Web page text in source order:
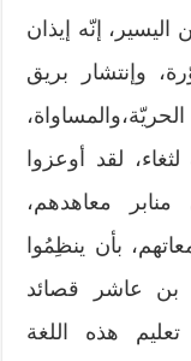
اليسير، إنّه إيذان
وإنتشار بريق
لقد أوعزوا
منابر معاهدهم،
بأن ينظِمُوا
بن عاشر قصائد
هذه اللغة